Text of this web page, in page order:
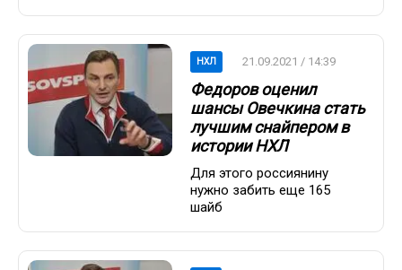
НХЛ 21.09.2021 / 14:39
Федоров оценил
шансы Овечкина стать
лучшим снайпером в
истории НХЛ
Для этого россиянину
нужно забить еще 165
шайб